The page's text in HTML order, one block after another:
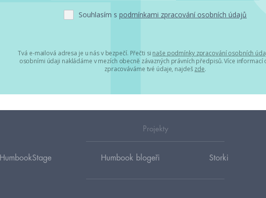
Souhlasím s podmínkami zpracování osobních údajů
Tvá e-mailová adresa je u nás v bezpečí. Přečti si naše podmínky zpracování osobních
osobními údaji nakládáme v mezích obecně závazných právních předpisů. Více informací
zpracováváme tvé údaje, najdeš zde.
Projekty
HumbookStage Humbook blogeři Storki